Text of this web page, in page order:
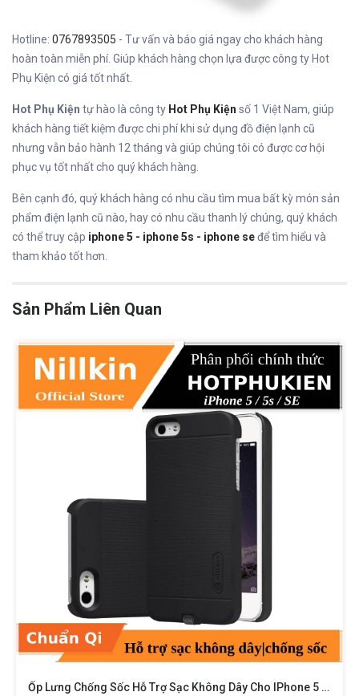
Hotline: 0767893505 - Tư vấn và báo giá ngay cho khách hàng
hoàn toàn miễn phí. Giúp khách hàng chọn lựa được công ty Hot
Phụ Kiện có giá tốt nhất.
Hot Phụ Kiện tự hào là công ty Hot Phụ Kiện số 1 Việt Nam, giúp
khách hàng tiết kiệm được chi phí khi sử dụng đồ điện lạnh cũ
nhưng vẫn bảo hành 12 tháng và giúp chúng tôi có được cơ hội
phục vụ tốt nhất cho quý khách hàng.
Bên cạnh đó, quý khách hàng có nhu cầu tìm mua bất kỳ món sản
phẩm điện lạnh cũ nào, hay có nhu cầu thanh lý chúng, quý khách
có thể truy cập iphone 5 - iphone 5s - iphone seđể tìm hiểu và
tham khảo tốt hơn.
Sản Phẩm Liên Quan
Ốp Lưng Chống Sốc Hỗ Trợ Sạc Không Dây Cho IPhone 5 / IPhone 5s / IPhone SE Hiệu Nillkin Magic